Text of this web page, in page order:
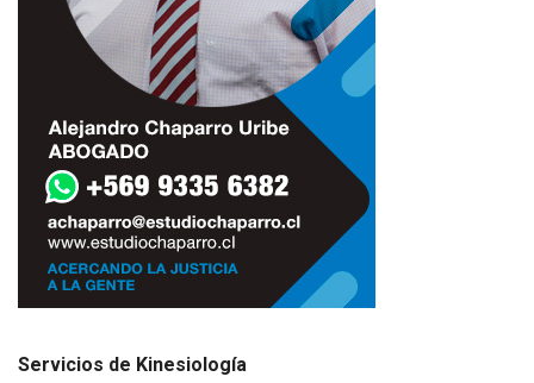
Servicios de Kinesiología